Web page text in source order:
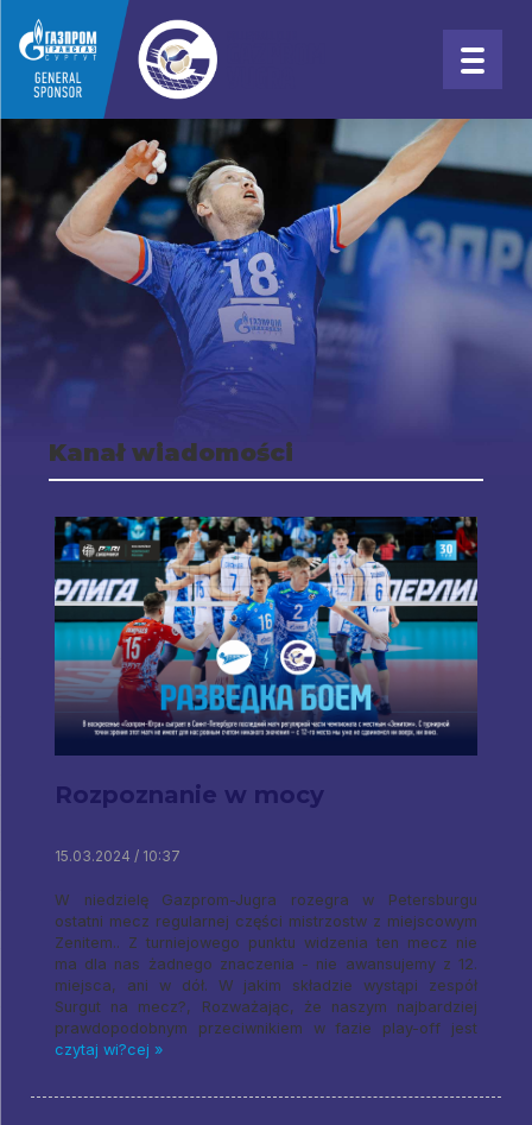
Kanał wiadomości
Rozpoznanie w mocy
15.03.2024 / 10:37
W niedzielę Gazprom-Jugra rozegra w Petersburgu
ostatni mecz regularnej części mistrzostw z miejscowym
Zenitem.. Z turniejowego punktu widzenia ten mecz nie
ma dla nas żadnego znaczenia - nie awansujemy z 12.
miejsca, ani w dół. W jakim składzie wystąpi zespół
Surgut na mecz?, Rozważając, że naszym najbardziej
prawdopodobnym przeciwnikiem w fazie play-off jest
czytaj wi?cej »